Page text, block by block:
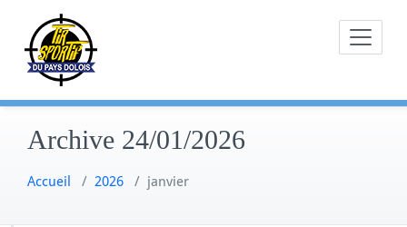
content
Archive 24/01/2026
Accueil / 2026 / janvier